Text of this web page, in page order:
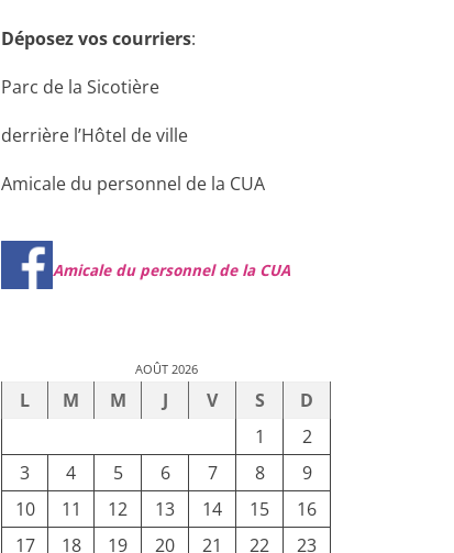
Déposez vos courriers:
Parc de la Sicotière
derrière l’Hôtel de ville
Amicale du personnel de la CUA
Amicale du personnel de la CUA
AOÛT 2026
L M M J V S
D
1
2
3
4 5 6 7 8
9
10
11 12 13 14 15
16
17
18 19 20 21 22 23